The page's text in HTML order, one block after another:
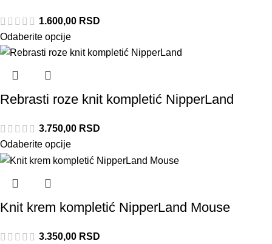
1.600,00 RSD
Odaberite opcije
Rebrasti roze knit kompletić NipperLand
3.750,00 RSD
Odaberite opcije
Knit krem kompletić NipperLand Mouse
3.350,00 RSD